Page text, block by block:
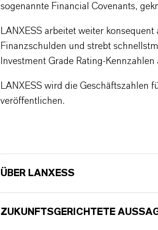
sogenannte Financial Covenants,
LANXESS arbeitet weiter
Finanzschulden und strebt
Investment Grade Rating-Kennzahlen
LANXESS wird die
veröffentlichen.
ÜBER LANXESS
ZUKUNFTSGERICHTETE